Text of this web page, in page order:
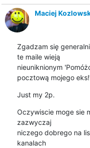
Maciej
Zgadzam się
te maile wieją
nieuniknionym
pocztową mojego
Just my 2p.
Oczywiscie moge sie
zazwyczaj
niczego dobrego na
kanalach